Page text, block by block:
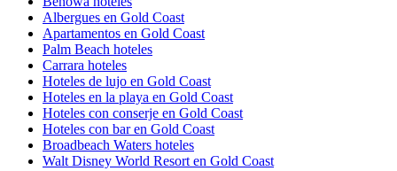
Albergues en Gold Coast
Apartamentos en Gold Coast
Palm Beach hoteles
Carrara hoteles
Hoteles de lujo en Gold Coast
Hoteles en la playa en Gold Coast
Hoteles con conserje en Gold Coast
Hoteles con bar en Gold Coast
Broadbeach Waters hoteles
Walt Disney World Resort en Gold Coast